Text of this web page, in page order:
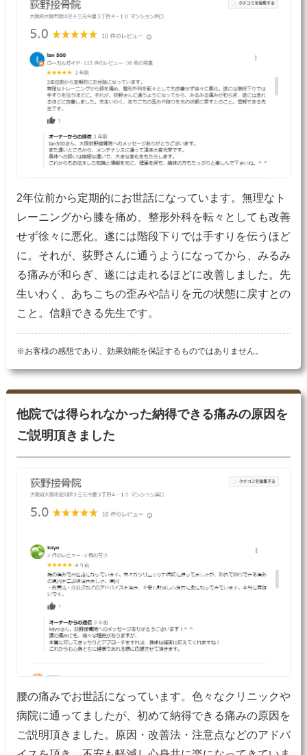
2年位前から定期的にお世話になっています。無理なト
レーニングから膝を痛め、整形外科を転々としても改善
せず徐々に悪化。遂には階段下りでは手すりを伝うほど
に。それが、荻野さんに通うようになってから、みるみ
る痛みが和らぎ、遂には走れるほどに改善しました。先
生いわく、あちこちの歪みや詰りを元の状態に戻すとの
こと。信頼できる先生です。
※お客様の感想であり、効果効能を保証するものではありません。
他院では得られなかった納得できる痛みの原因を
ご説明頂きました
腰の痛みでお世話になっています。色々なクリニックや
病院に通ってましたが、初めて納得できる痛みの原因を
ご説明頂きました。原因・改善法・注意点などのアドバ